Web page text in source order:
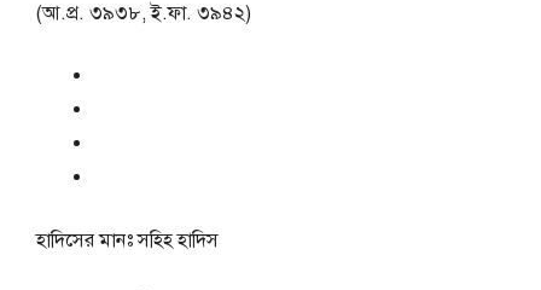
(আ.প্র. ৩৯৩৮, ই.ফা. ৩৯৪২)
হাদিসের মানঃসহিহ হাদিস